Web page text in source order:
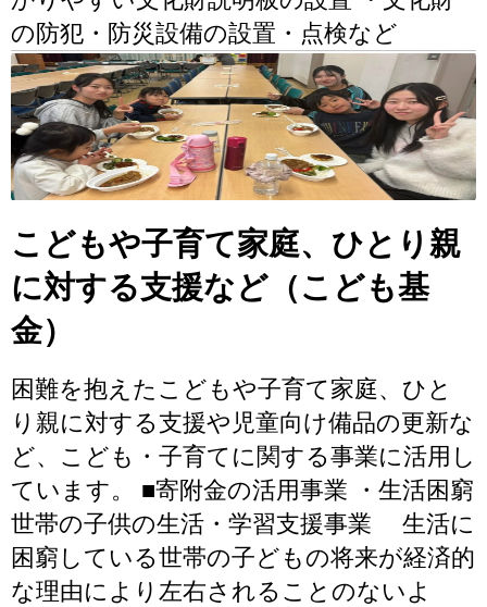
の防犯・防災設備の設置・点検など
こどもや子育て家庭、ひとり親
に対する支援など（こども基
金）
困難を抱えたこどもや子育て家庭、ひと
り親に対する支援や児童向け備品の更新な
ど、こども・子育てに関する事業に活用し
ています。 ■寄附金の活用事業 ・生活困窮
世帯の子供の生活・学習支援事業 生活に
困窮している世帯の子どもの将来が経済的
な理由により左右されることのないよ